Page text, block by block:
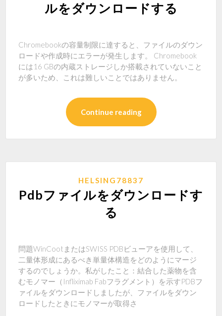
ルをダウンロードする
Chromebookの容量制限に達すると、ファイルのダウン
ロードや作成時にエラーが発生します。 Chromebook
には16 GBの内蔵ストレージしか搭載されていないこと
が多いため、これは難しいことではありません。
Continue reading
HELSING78837
Pdbファイルをダウンロードす
る
問題WinCootまたはSWISS PDBビューアを使用して、
二量体形成にあるべき単量体構造をどのようにマージ
するのでしょうか。私がしたこと：結合した薬物を含
むモノマー（Infliximab Fabフラグメント）を示すPDBフ
ァイルをダウンロードしましたが、ファイルをダウン
ロードしたときにモノマーが取得さ